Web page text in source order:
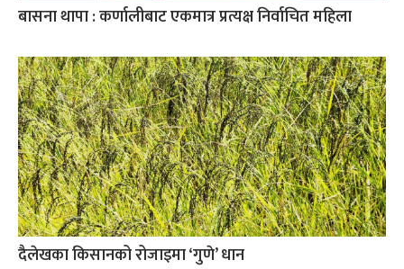
बासना थापा : कर्णालीबाट एकमात्र प्रत्यक्ष निर्वाचित महिला
दैलेखका किसानको रोजाइमा ‘गुणे’ धान